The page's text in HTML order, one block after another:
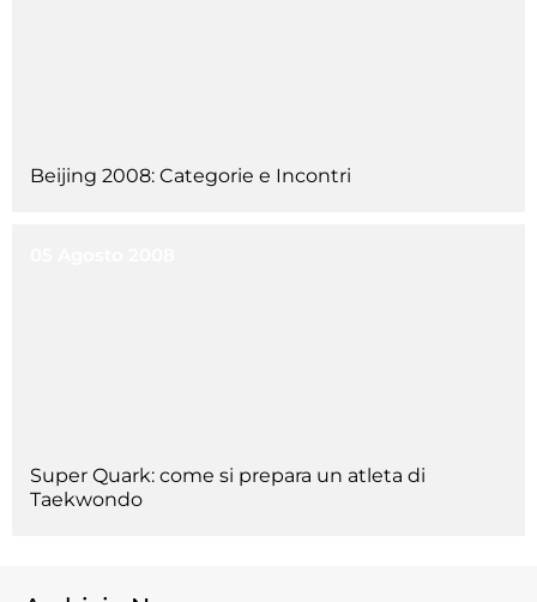
Beijing 2008: Categorie e Incontri
Super Quark: come si prepara un atleta di
Taekwondo